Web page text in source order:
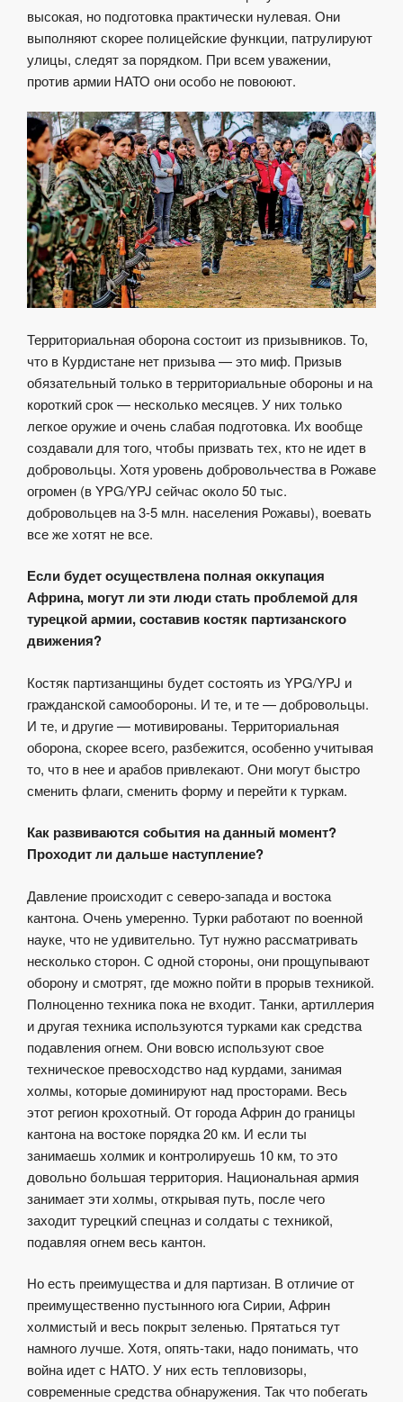
высокая, но подготовка практически нулевая. Они
выполняют скорее полицейские функции, патрулируют
улицы, следят за порядком. При всем уважении,
против армии НАТО они особо не повоюют.
Территориальная оборона состоит из призывников. То,
что в Курдистане нет призыва — это миф. Призыв
обязательный только в территориальные обороны и на
короткий срок — несколько месяцев. У них только
легкое оружие и очень слабая подготовка. Их вообще
создавали для того, чтобы призвать тех, кто не идет в
добровольцы. Хотя уровень добровольчества в Рожаве
огромен (в YPG/YPJ сейчас около 50 тыс.
добровольцев на 3-5 млн. населения Рожавы), воевать
все же хотят не все.
Если будет осуществлена полная оккупация
Африна, могут ли эти люди стать проблемой для
турецкой армии, составив костяк партизанского
движения?
Костяк партизанщины будет состоять из YPG/YPJ и
гражданской самообороны. И те, и те — добровольцы.
И те, и другие — мотивированы. Территориальная
оборона, скорее всего, разбежится, особенно учитывая
то, что в нее и арабов привлекают. Они могут быстро
сменить флаги, сменить форму и перейти к туркам.
Как развиваются события на данный момент?
Проходит ли дальше наступление?
Давление происходит с северо-запада и востока
кантона. Очень умеренно. Турки работают по военной
науке, что не удивительно. Тут нужно рассматривать
несколько сторон. С одной стороны, они прощупывают
оборону и смотрят, где можно пойти в прорыв техникой.
Полноценно техника пока не входит. Танки, артиллерия
и другая техника используются турками как средства
подавления огнем. Они вовсю используют свое
техническое превосходство над курдами, занимая
холмы, которые доминируют над просторами. Весь
этот регион крохотный. От города Африн до границы
кантона на востоке порядка 20 км. И если ты
занимаешь холмик и контролируешь 10 км, то это
довольно большая территория. Национальная армия
занимает эти холмы, открывая путь, после чего
заходит турецкий спецназ и солдаты с техникой,
подавляя огнем весь кантон.
Но есть преимущества и для партизан. В отличие от
преимущественно пустынного юга Сирии, Африн
холмистый и весь покрыт зеленью. Прятаться тут
намного лучше. Хотя, опять-таки, надо понимать, что
война идет с НАТО. У них есть тепловизоры,
современные средства обнаружения. Так что побегать